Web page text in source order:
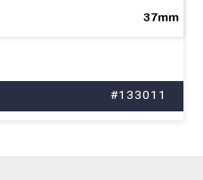
37mm
#133011